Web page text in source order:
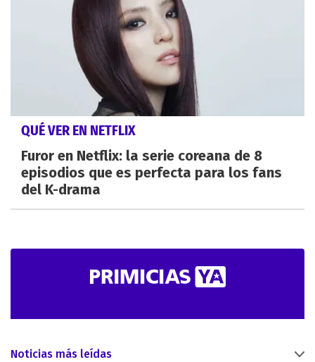
QUÉ VER EN NETFLIX
Furor en Netflix: la serie coreana de 8
episodios que es perfecta para los fans
del K-drama
Noticias más leídas